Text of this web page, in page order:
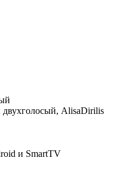
AlisaDirilis
и SmartTV